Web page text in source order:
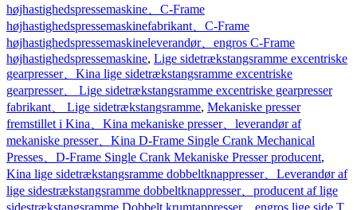
højhastighedspressemaskine、C-Frame
højhastighedspressemaskinefabrikant、C-Frame
højhastighedspressemaskineleverandør、engros C-Frame
højhastighedspressemaskine, Lige sidetrækstangsramme excentriske
gearpresser、Kina lige sidetrækstangsramme excentriske
gearpresser、 Lige sidetrækstangsramme excentriske gearpresser
fabrikant、 Lige sidetrækstangsramme, Mekaniske presser
fremstillet i Kina、Kina mekaniske presser、leverandør af
mekaniske presser、Kina D-Frame Single Crank Mechanical
Presses、D-Frame Single Crank Mekaniske Presser producent,
Kina lige sidetrækstangsramme dobbeltknappresser、Leverandør af
lige sidestrækstangsramme dobbeltknappresser、producent af lige
sidestrækstangsramme Dobbelt krumtappresser、engros lige side T,